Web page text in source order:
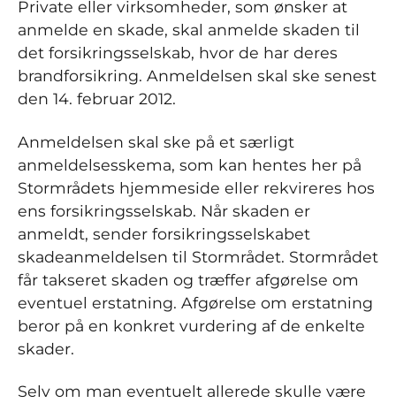
Private eller virksomheder, som ønsker at
anmelde en skade, skal anmelde skaden til
det forsikringsselskab, hvor de har deres
brandforsikring. Anmeldelsen skal ske senest
den 14. februar 2012.
Anmeldelsen skal ske på et særligt
anmeldelsesskema, som kan hentes her på
Stormrådets hjemmeside eller rekvireres hos
ens forsikringsselskab. Når skaden er
anmeldt, sender forsikringsselskabet
skadeanmeldelsen til Stormrådet. Stormrådet
får takseret skaden og træffer afgørelse om
eventuel erstatning. Afgørelse om erstatning
beror på en konkret vurdering af de enkelte
skader.
Selv om man eventuelt allerede skulle være